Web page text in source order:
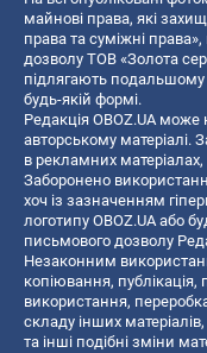
майнові права, які
права та суміжні
дозволу ТОВ «Золота
підлягають
будь-якій формі.
Редакція OBOZ.UA може
авторському матеріалі.
в рекламних
Заборонено
хоч із зазначенням
логотипу OBOZ.UA або
письмового дозволу
Незаконним
копiювання, публiкацiя,
використання,
складу інших
та інші подібні зміни